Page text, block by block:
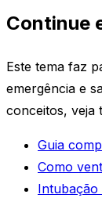
Continue
Este tema faz
emergência e
conceitos, veja
Guia
Como
Intubação